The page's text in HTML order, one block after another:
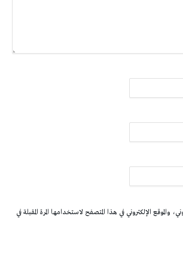
والموقع الإلكتروني في هذا المتصفح لاستخدامها المرة المقبلة في